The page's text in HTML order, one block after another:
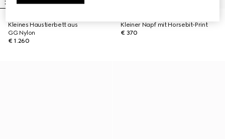
Kleines Haustierbett aus
GG Nylon
€ 1.260
Kleiner Napf mit Horsebit-Print
€ 370